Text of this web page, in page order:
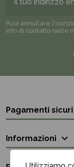
Puoi annullare
info di contatto nelle
Pagamenti sicuri
Informazioni